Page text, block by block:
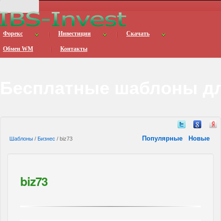
Форекс Инвестиции Скачать
Обмен WM Контакты
Шаблоны / Бизнес / biz73 Популярные Новые
biz73